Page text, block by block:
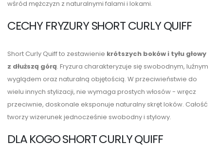
wśród mężczyzn z naturalnymi falami i lokami.
CECHY FRYZURY SHORT CURLY QUIFF
Short Curly Quiff to zestawienie krótszych boków i tyłu głowy
z dłuższą górą. Fryzura charakteryzuje się swobodnym, luźnym
wyglądem oraz naturalną objętością. W przeciwieństwie do
wielu innych stylizacji, nie wymaga prostych włosów - wręcz
przeciwnie, doskonale eksponuje naturalny skręt loków. Całość
tworzy wizerunek jednocześnie swobodny i stylowy.
DLA KOGO SHORT CURLY QUIFF